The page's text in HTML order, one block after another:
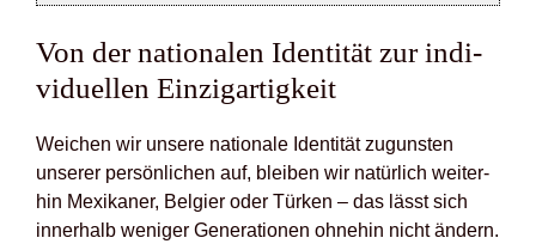
Von der natio­na­len Iden­ti­tät zur indi­
vi­du­el­len Ein­zig­ar­tig­keit
Wei­chen wir unse­re natio­na­le Iden­ti­tät zuguns­ten
unse­rer per­sön­li­chen auf, blei­ben wir natür­lich wei­ter­
hin Mexi­ka­ner, Bel­gi­er oder Tür­ken – das lässt sich
inner­halb weni­ger Gene­ra­tio­nen ohne­hin nicht ändern.